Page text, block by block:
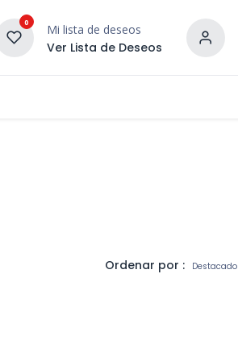
0 Mi lista de deseos
Ver Lista de Deseos
Ordenar por : Destacado